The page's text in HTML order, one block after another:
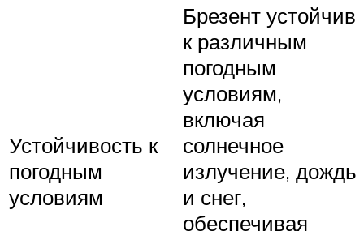
Устойчивость к
погодным
условиям
Брезент устойчив
к различным
погодным
условиям,
включая
солнечное
излучение, дождь
и снег,
обеспечивая